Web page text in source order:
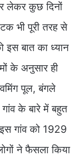
लेकर कुछ दिनों
भी पूरी तरह से
इस बात का ध्यान
के अनुसार ही
पूल, बंगले
के बारे में बहुत
गांव को 1929
ने फैसला किया